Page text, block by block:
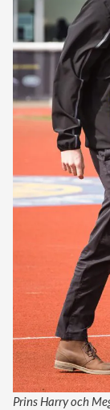
Prins Harry och